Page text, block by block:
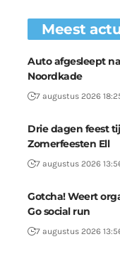
Meest
Auto afgesleept
Noordkade
7 augustus 2026
Drie dagen feest
Zomerfeesten Ell
7 augustus 2026
Gotcha! Weert
Go social run
7 augustus 2026